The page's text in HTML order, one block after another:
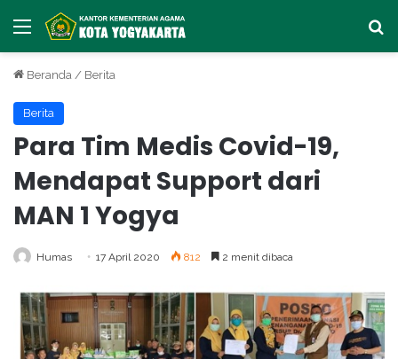
Menu
Beranda / Berita
Berita
Para Tim Medis Covid-19,
Mendapat Support dari
MAN 1 Yogya
Humas 17 April 2020 812 2 menit dibaca